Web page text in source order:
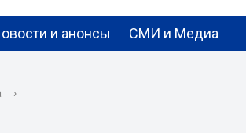
и анонсы СМИ и Медиа
›